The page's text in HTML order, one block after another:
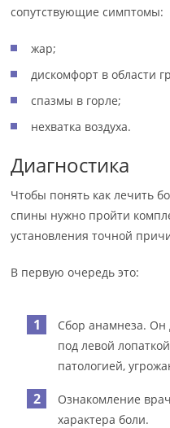
сопутствующие симптомы:
жар;
дискомфорт в области
спазмы в горле;
нехватка воздуха.
Диагностика
Чтобы понять как лечить
спины нужно пройти
установления точной
В первую очередь это:
Сбор анамнеза. Он
под левой
патологией,
Ознакомление
характера боли.